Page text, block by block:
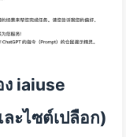
iaiuse
ะไซต์เปลือก)